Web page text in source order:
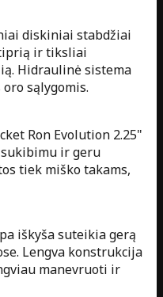
diskiniai stabdžiai
ir tiksliai
Hidraulinė sistema
sąlygomis.
Ron Evolution 2.25"
ir geru
tiek miško takams,
iškyša suteikia gerą
Lengva konstrukcija
manevruoti ir